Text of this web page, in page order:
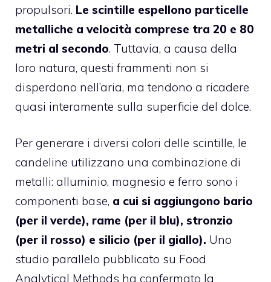
propulsori. Le scintille espellono particelle
metalliche a velocità comprese tra 20 e 80
metri al secondo. Tuttavia, a causa della
loro natura, questi frammenti non si
disperdono nell’aria, ma tendono a ricadere
quasi interamente sulla superficie del dolce.
Per generare i diversi colori delle scintille, le
candeline utilizzano una combinazione di
metalli: alluminio, magnesio e ferro sono i
componenti base, a cui si aggiungono bario
(per il verde), rame (per il blu), stronzio
(per il rosso) e silicio (per il giallo). Uno
studio parallelo pubblicato su Food
Analytical Methods ha confermato la